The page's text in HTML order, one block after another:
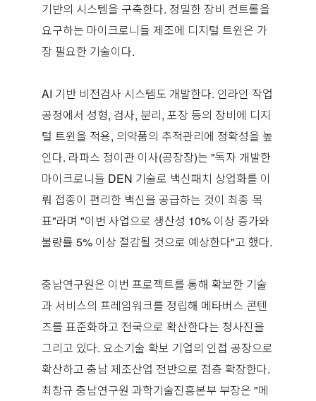
기반의 시스템을 구축한다. 정밀한 장비 컨트롤을
요구하는 마이크로니들 제조에 디지털 트윈은 가
장 필요한 기술이다.
AI 기반 비전검사 시스템도 개발한다. 인라인 작업
공정에서 성형, 검사, 분리, 포장 등의 장비에 디지
털 트윈을 적용, 의약품의 추적관리에 정확성을 높
인다. 라파스 정이관 이사(공장장)는 "독자 개발한
마이크로니들 DEN 기술로 백신패치 상업화를 이
뤄 접종이 편리한 백신을 공급하는 것이 최종 목
표"라며 "이번 사업으로 생산성 10% 이상 증가와
불량률 5% 이상 절감될 것으로 예상한다"고 했다.
충남연구원은 이번 프로젝트를 통해 확보한 기술
과 서비스의 프레임워크를 정립해 메타버스 콘텐
츠를 표준화하고 전국으로 확산한다는 청사진을
그리고 있다. 요소기술 확보 기업의 인접 공장으로
확산하고 충남 제조산업 전반으로 점층 확장한다.
최창규 충남연구원 과학기술진흥본부 부장은 "메